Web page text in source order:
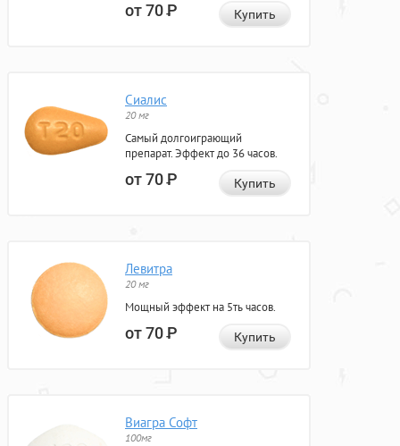
от 70Р Купить
Сиалис
20 мг
Самый долгоиграющий
препарат. Эффект до 36 часов.
от 70Р Купить
Левитра
20 мг
Мощный эффект на 5ть часов.
от 70Р Купить
Виагра Софт
100мг